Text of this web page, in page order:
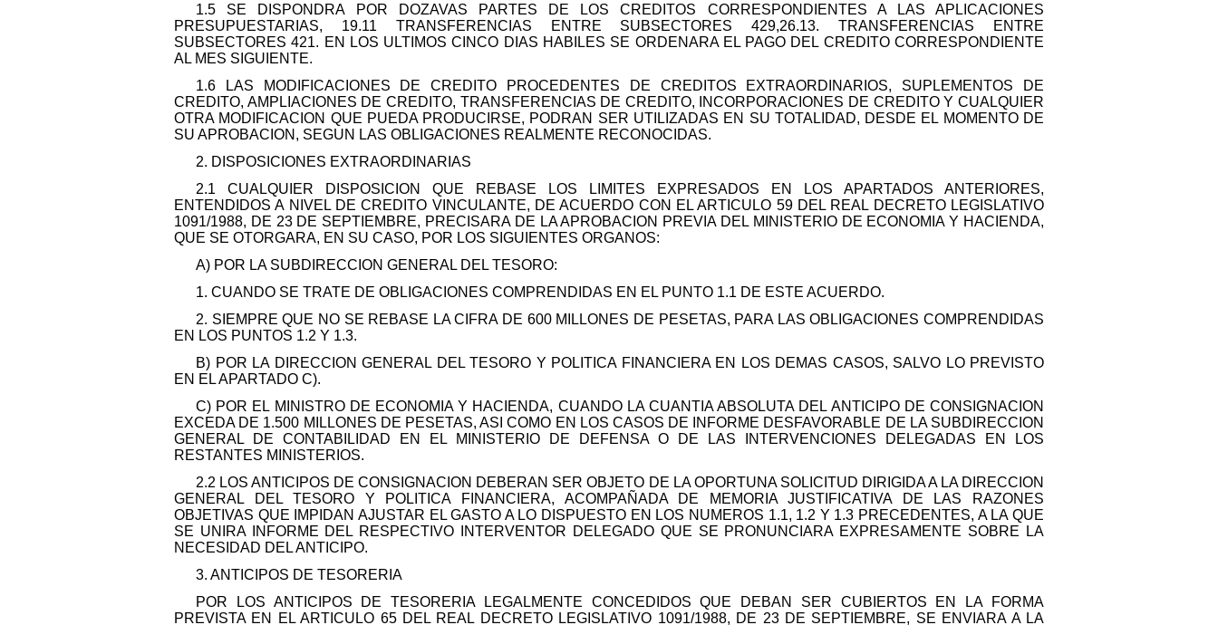
1.5 SE DISPONDRA POR DOZAVAS PARTES DE LOS CREDITOS CORRESPONDIENTES A LAS APLICACIONES
PRESUPUESTARIAS, 19.11 TRANSFERENCIAS ENTRE SUBSECTORES 429,26.13. TRANSFERENCIAS ENTRE
SUBSECTORES 421. EN LOS ULTIMOS CINCO DIAS HABILES SE ORDENARA EL PAGO DEL CREDITO CORRESPONDIENTE
AL MES SIGUIENTE.
1.6 LAS MODIFICACIONES DE CREDITO PROCEDENTES DE CREDITOS EXTRAORDINARIOS, SUPLEMENTOS DE
CREDITO, AMPLIACIONES DE CREDITO, TRANSFERENCIAS DE CREDITO, INCORPORACIONES DE CREDITO Y CUALQUIER
OTRA MODIFICACION QUE PUEDA PRODUCIRSE, PODRAN SER UTILIZADAS EN SU TOTALIDAD, DESDE EL MOMENTO DE
SU APROBACION, SEGUN LAS OBLIGACIONES REALMENTE RECONOCIDAS.
2. DISPOSICIONES EXTRAORDINARIAS
2.1 CUALQUIER DISPOSICION QUE REBASE LOS LIMITES EXPRESADOS EN LOS APARTADOS ANTERIORES,
ENTENDIDOS A NIVEL DE CREDITO VINCULANTE, DE ACUERDO CON EL ARTICULO 59 DEL REAL DECRETO LEGISLATIVO
1091/1988, DE 23 DE SEPTIEMBRE, PRECISARA DE LA APROBACION PREVIA DEL MINISTERIO DE ECONOMIA Y HACIENDA,
QUE SE OTORGARA, EN SU CASO, POR LOS SIGUIENTES ORGANOS:
A) POR LA SUBDIRECCION GENERAL DEL TESORO:
1. CUANDO SE TRATE DE OBLIGACIONES COMPRENDIDAS EN EL PUNTO 1.1 DE ESTE ACUERDO.
2. SIEMPRE QUE NO SE REBASE LA CIFRA DE 600 MILLONES DE PESETAS, PARA LAS OBLIGACIONES COMPRENDIDAS
EN LOS PUNTOS 1.2 Y 1.3.
B) POR LA DIRECCION GENERAL DEL TESORO Y POLITICA FINANCIERA EN LOS DEMAS CASOS, SALVO LO PREVISTO
EN EL APARTADO C).
C) POR EL MINISTRO DE ECONOMIA Y HACIENDA, CUANDO LA CUANTIA ABSOLUTA DEL ANTICIPO DE CONSIGNACION
EXCEDA DE 1.500 MILLONES DE PESETAS, ASI COMO EN LOS CASOS DE INFORME DESFAVORABLE DE LA SUBDIRECCION
GENERAL DE CONTABILIDAD EN EL MINISTERIO DE DEFENSA O DE LAS INTERVENCIONES DELEGADAS EN LOS
RESTANTES MINISTERIOS.
2.2 LOS ANTICIPOS DE CONSIGNACION DEBERAN SER OBJETO DE LA OPORTUNA SOLICITUD DIRIGIDA A LA DIRECCION
GENERAL DEL TESORO Y POLITICA FINANCIERA, ACOMPAÑADA DE MEMORIA JUSTIFICATIVA DE LAS RAZONES
OBJETIVAS QUE IMPIDAN AJUSTAR EL GASTO A LO DISPUESTO EN LOS NUMEROS 1.1, 1.2 Y 1.3 PRECEDENTES, A LA QUE
SE UNIRA INFORME DEL RESPECTIVO INTERVENTOR DELEGADO QUE SE PRONUNCIARA EXPRESAMENTE SOBRE LA
NECESIDAD DEL ANTICIPO.
3. ANTICIPOS DE TESORERIA
POR LOS ANTICIPOS DE TESORERIA LEGALMENTE CONCEDIDOS QUE DEBAN SER CUBIERTOS EN LA FORMA
PREVISTA EN EL ARTICULO 65 DEL REAL DECRETO LEGISLATIVO 1091/1988, DE 23 DE SEPTIEMBRE, SE ENVIARA A LA